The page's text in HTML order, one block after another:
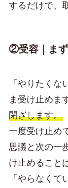
するだけで、
②受容｜ま
「やりたくな
ま受け止めま
閉ざします。
一度受け止め
思議と次の一
け止めること
「やらなくて